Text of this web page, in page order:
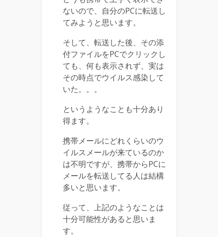
ないので、自分のPCに転送し
てみようと思います。
そして、転送した後、その添
付ファイルをPCでクリックし
ても、何も表示されず、実は
その時点でウイルス感染して
いた。。。
というようなことも十分あり
得ます。
携帯メールにどれくらいのウ
イルスメールが来ているのか
は不明ですが、携帯からPCに
メールを転送してる人は結構
多いと思います。
従って、上記のようなことは
十分可能性があると思いま
す。